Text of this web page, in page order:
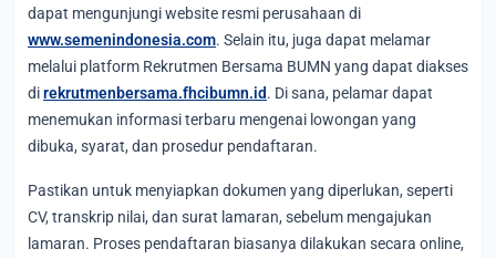
dapat mengunjungi website resmi perusahaan di
www.semenindonesia.com. Selain itu, juga dapat melamar
melalui platform Rekrutmen Bersama BUMN yang dapat diakses
direkrutmenbersama.fhcibumn.id. Di sana, pelamar dapat
menemukan informasi terbaru mengenai lowongan yang
dibuka, syarat, dan prosedur pendaftaran.
Pastikan untuk menyiapkan dokumen yang diperlukan, seperti
CV, transkrip nilai, dan surat lamaran, sebelum mengajukan
lamaran. Proses pendaftaran biasanya dilakukan secara online,